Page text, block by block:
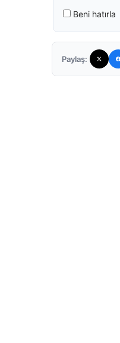
Beni hatırla
Paylaş: